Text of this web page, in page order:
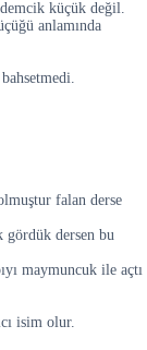
küçük değil.
anlamında
falan derse
gördük dersen bu
maymuncuk ile açtı
isim olur.